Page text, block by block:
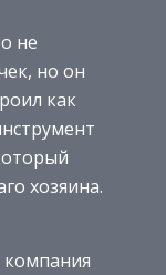
не
но он
как
хозяина.